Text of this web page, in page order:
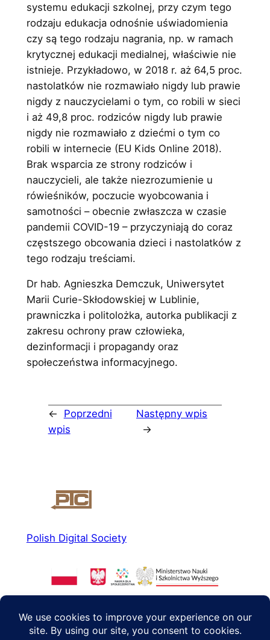
systemu edukacji szkolnej, przy czym tego
rodzaju edukacja odnośnie uświadomienia
czy są tego rodzaju nagrania, np. w ramach
krytycznej edukacji medialnej, właściwie nie
istnieje. Przykładowo, w 2018 r. aż 64,5 proc.
nastolatków nie rozmawiało nigdy lub prawie
nigdy z nauczycielami o tym, co robili w sieci
i aż 49,8 proc. rodziców nigdy lub prawie
nigdy nie rozmawiało z dziećmi o tym co
robili w internecie (EU Kids Online 2018).
Brak wsparcia ze strony rodziców i
nauczycieli, ale także niezrozumienie u
rówieśników, poczucie wyobcowania i
samotności – obecnie zwłaszcza w czasie
pandemii COVID-19 – przyczyniają do coraz
częstszego obcowania dzieci i nastolatków z
tego rodzaju treściami.
Dr hab. Agnieszka Demczuk, Uniwersytet
Marii Curie-Skłodowskiej w Lublinie,
prawniczka i politolożka, autorka publikacji z
zakresu ochrony praw człowieka,
dezinformacji i propagandy oraz
społeczeństwa informacyjnego.
←
Poprzedni
wpis
Następny wpis
→
Polish Digital Society
About us Social media